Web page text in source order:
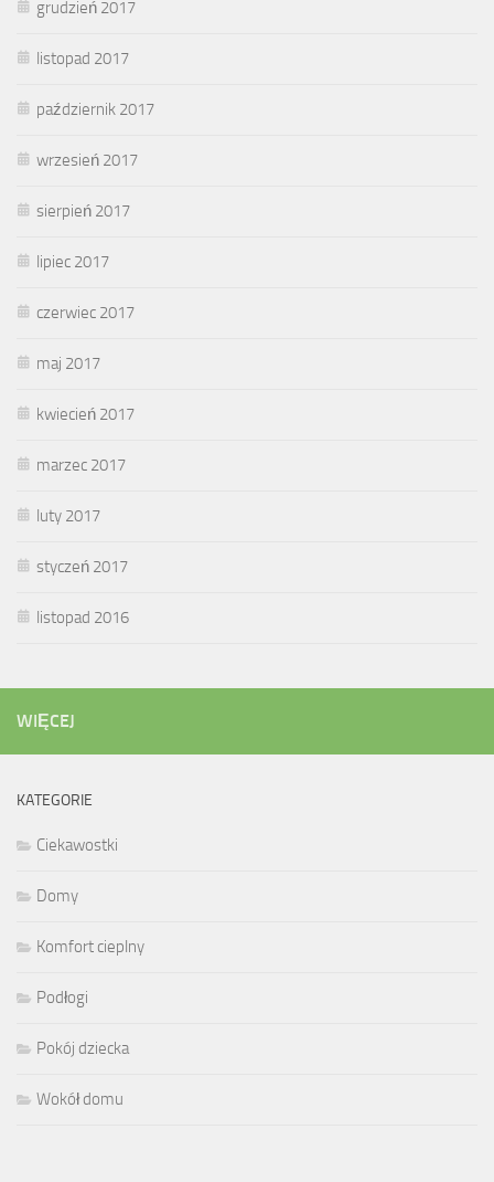
grudzień 2017
listopad 2017
październik 2017
wrzesień 2017
sierpień 2017
lipiec 2017
czerwiec 2017
maj 2017
kwiecień 2017
marzec 2017
luty 2017
styczeń 2017
listopad 2016
WIĘCEJ
KATEGORIE
Ciekawostki
Domy
Komfort cieplny
Podłogi
Pokój dziecka
Wokół domu